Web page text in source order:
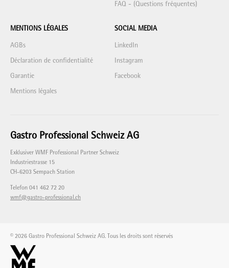
FAQ - (Questions fréquentes)
MENTIONS LÉGALES
AGBs
Déclaration de confidentialité
Garantie
Mentions légales
SOCIAL MEDIA
LinkedIn
Instagram
Facebook
Gastro Professional Schweiz AG
Exklusiver WMF Professional Partner Schweiz
Industriestrasse 15
CH-6203 Sempach Station
Telefon 041 462 72 20
wmf@gastro-professional.ch
© 2026 Gastro Professional Schweiz AG. Tous les droits sont réservés